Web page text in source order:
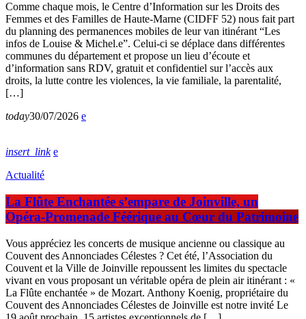
Comme chaque mois, le Centre d’Information sur les Droits des
Femmes et des Familles de Haute-Marne (CIDFF 52) nous fait part
du planning des permanences mobiles de leur van itinérant “Les
infos de Louise & Michel.e”. Celui-ci se déplace dans différentes
communes du département et propose un lieu d’écoute et
d’information sans RDV, gratuit et confidentiel sur l’accès aux
droits, la lutte contre les violences, la vie familiale, la parentalité,
[…]
today30/07/2026
insert_link
Actualité
La Flûte Enchantée s’empare de Joinville, un
Opéra-Promenade Féérique au Cœur du Patrimoine
Vous appréciez les concerts de musique ancienne ou classique au
Couvent des Annonciades Célestes ? Cet été, l’Association du
Couvent et la Ville de Joinville repoussent les limites du spectacle
vivant en vous proposant un véritable opéra de plein air itinérant : «
La Flûte enchantée » de Mozart. Anthony Koenig, propriétaire du
Couvent des Annonciades Célestes de Joinville est notre invité Le